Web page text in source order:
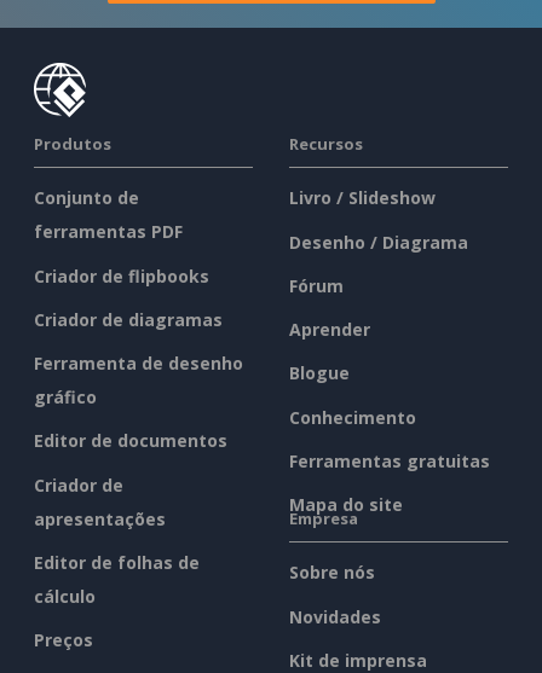
Produtos
Conjunto de
ferramentas PDF
Criador de flipbooks
Criador de diagramas
Ferramenta de desenho
gráfico
Editor de documentos
Criador de
apresentações
Editor de folhas de
cálculo
Preços
Recursos
Livro / Slideshow
Desenho / Diagrama
Fórum
Aprender
Blogue
Conhecimento
Ferramentas gratuitas
Mapa do site
Empresa
Sobre nós
Novidades
Kit de imprensa